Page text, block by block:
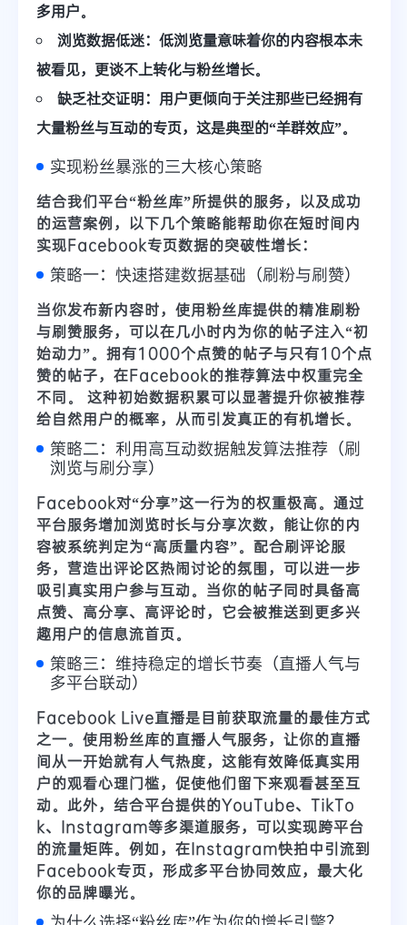
多用户。
浏览数据低迷：低浏览量意味着你的内容根本未
被看见，更谈不上转化与粉丝增长。
缺乏社交证明：用户更倾向于关注那些已经拥有
大量粉丝与互动的专页，这是典型的“羊群效应”。
实现粉丝暴涨的三大核心策略
结合我们平台“粉丝库”所提供的服务，以及成功
的运营案例，以下几个策略能帮助你在短时间内
实现Facebook专页数据的突破性增长：
策略一：快速搭建数据基础（刷粉与刷赞）
当你发布新内容时，使用粉丝库提供的精准刷粉
与刷赞服务，可以在几小时内为你的帖子注入“初
始动力”。 拥有1000个点赞的帖子与只有10个点
赞的帖子，在Facebook的推荐算法中权重完全
不同。
这种初始数据积累可以显著提升你被推荐
给自然用户的概率，从而引发真正的有机增长。
策略二：利用高互动数据触发算法推荐（刷
浏览与刷分享）
Facebook对“分享”这一行为的权重极高。通过
平台服务增加浏览时长与分享次数，能让你的内
容被系统判定为“高质量内容”。配合刷评论服
务，营造出评论区热闹讨论的氛围，可以进一步
吸引真实用户参与互动。当你的帖子同时具备高
点赞、高分享、高评论时，它会被推送到更多兴
趣用户的信息流首页。
策略三：维持稳定的增长节奏（直播人气与
多平台联动）
Facebook Live直播是目前获取流量的最佳方式
之一。使用粉丝库的直播人气服务，让你的直播
间从一开始就有人气热度，这能有效降低真实用
户的观看心理门槛，促使他们留下来观看甚至互
动。此外，结合平台提供的YouTube、TikTo
k、Instagram等多渠道服务，可以实现跨平台
的流量矩阵。例如，在Instagram快拍中引流到
Facebook专页，形成多平台协同效应，最大化
你的品牌曝光。